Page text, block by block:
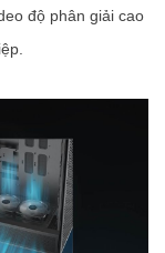
độ phân giải cao